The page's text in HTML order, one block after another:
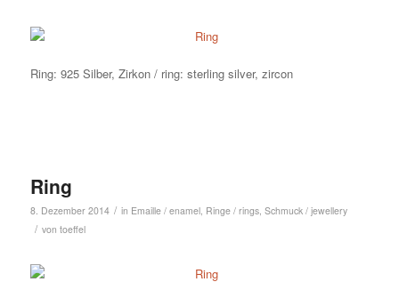
Ring: 925 Silber, Zirkon / ring: sterling silver, zircon
Ring
8. Dezember 2014 / in Emaille / enamel, Ringe / rings, Schmuck / jewellery
/ von toeffel